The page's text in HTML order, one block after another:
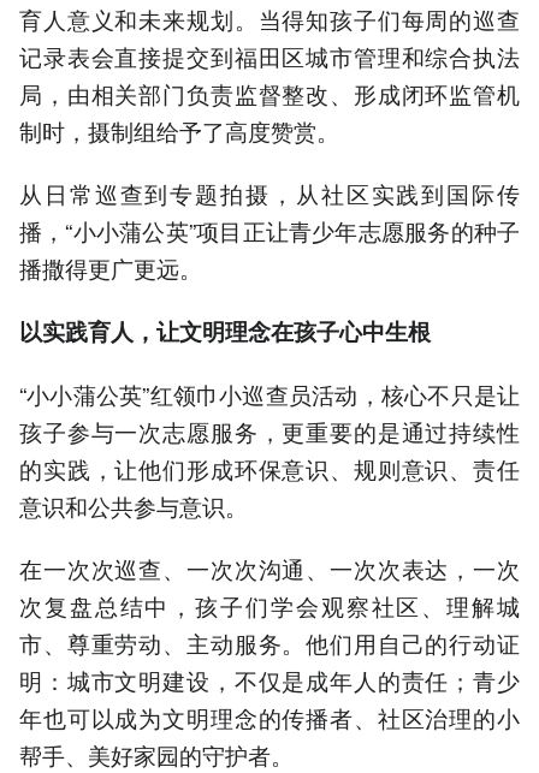
育人意义和未来规划。当得知孩子们每周的巡查
记录表会直接提交到福田区城市管理和综合执法
局，由相关部门负责监督整改、形成闭环监管机
制时，摄制组给予了高度赞赏。
从日常巡查到专题拍摄，从社区实践到国际传
播，“小小蒲公英”项目正让青少年志愿服务的种子
播撒得更广更远。
以实践育人，让文明理念在孩子心中生根
“小小蒲公英”红领巾小巡查员活动，核心不只是让
孩子参与一次志愿服务，更重要的是通过持续性
的实践，让他们形成环保意识、规则意识、责任
意识和公共参与意识。
在一次次巡查、一次次沟通、一次次表达，一次
次复盘总结中，孩子们学会观察社区、理解城
市、尊重劳动、主动服务。他们用自己的行动证
明：城市文明建设，不仅是成年人的责任；青少
年也可以成为文明理念的传播者、社区治理的小
帮手、美好家园的守护者。